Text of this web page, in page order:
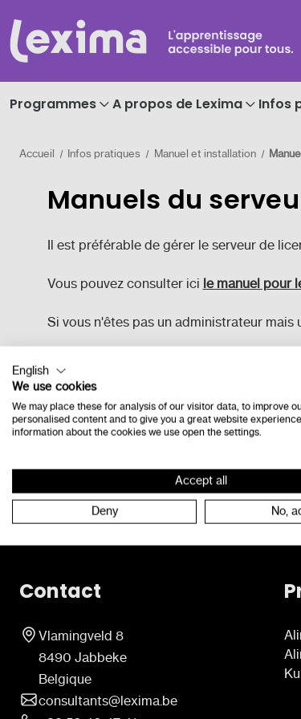
Programmes A propos de Lexima Infos
Accueil Infos pratiques Manuel et installation
Manuels du
Il est préférable de gérer le serveur de
Vous pouvez consulter ici le manuel pour
Si vous n'êtes pas un administrateur
https://
https://
https://
Contact
Vlamingveld 8
8490 Jabbeke
Belgique
consultants@lexima.be
English
We use cookies
We may place these for analysis of our visitor data, to improve
personalised content and to give you a great website
information about the cookies we use open the settings.
Accept all
Deny No,